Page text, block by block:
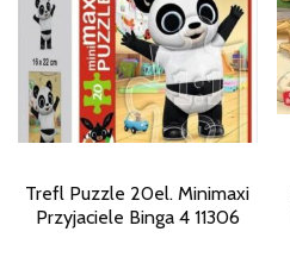
Trefl Puzzle 20el. Minimaxi
Przyjaciele Binga 4 11306